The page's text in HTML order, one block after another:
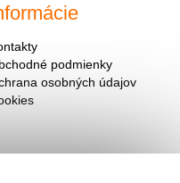
podmienky
osobných údajov